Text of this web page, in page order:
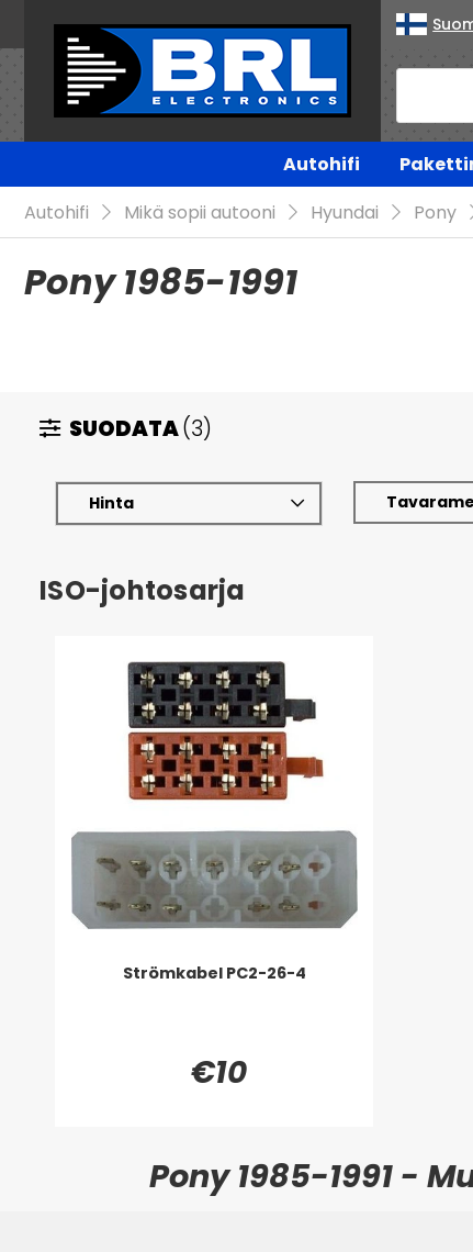
Autohifi
Autohifi
Mikä sopii autooni Hyundai Pony
Pony 1985-1991
SUODATA(3)
Hinta
ISO-johtosarja
Strömkabel PC2-26-4
€10
Pony 1985-1991 -